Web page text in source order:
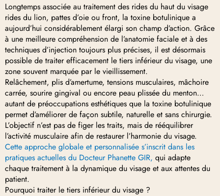
Longtemps associée au traitement des rides du haut du visage
rides du lion, pattes d’oie ou front, la toxine botulinique a
aujourd’hui considérablement élargi son champ d’action. Grâce
à une meilleure compréhension de l’anatomie faciale et à des
techniques d’injection toujours plus précises, il est désormais
possible de traiter efficacement le tiers inférieur du visage, une
zone souvent marquée par le vieillissement.
Relâchement, plis d’amertume, tensions musculaires, mâchoire
carrée, sourire gingival ou encore peau plissée du menton…
autant de préoccupations esthétiques que la toxine botulinique
permet d’améliorer de façon subtile, naturelle et sans chirurgie.
L’objectif n’est pas de figer les traits, mais de rééquilibrer
l’activité musculaire afin de restaurer l’harmonie du visage.
Cette approche globale et personnalisée s’inscrit dans les
pratiques actuelles du Docteur Phanette GIR, qui adapte
chaque traitement à la dynamique du visage et aux attentes du
patient.
Pourquoi traiter le tiers inférieur du visage ?